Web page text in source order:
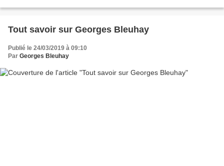
Tout savoir sur Georges Bleuhay
Publié le 24/03/2019 à 09:10
Par Georges Bleuhay